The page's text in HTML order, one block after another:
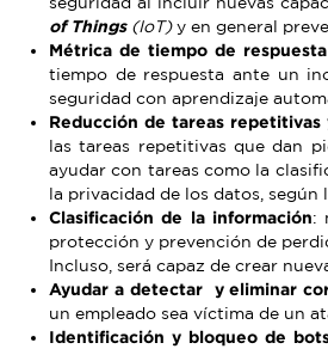
of Things(IoT)y en general
Métrica de tiempo de
tiempo de respuesta ante un
seguridad con aprendizaje
Reducción de tareas
las tareas repetitivas que dan
ayudar con tareas como la
la privacidad de los datos, según
Clasificación de la información:
protección y prevención de
Incluso, será capaz de crear
Ayudar a detectar y eliminar
un empleado sea víctima de un
Identificación y bloqueo de